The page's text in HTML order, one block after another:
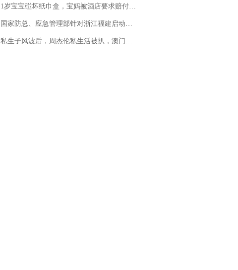
1岁宝宝碰坏纸巾盒，宝妈被酒店要求赔付924元！三亚一酒店回复：骨瓷定制！网友一查价格，吵翻了
国家防总、应急管理部针对浙江福建启动防汛防台风四级应急响应
私生子风波后，周杰伦私生活被扒，澳门输10亿传闻早已经水落石出